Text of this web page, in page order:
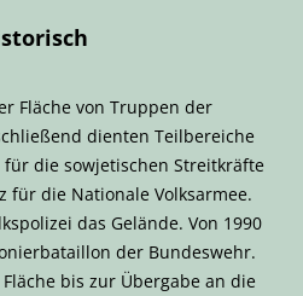
Fläche von Truppen der
dienten Teilbereiche
die sowjetischen Streitkräfte
für die Nationale Volksarmee.
das Gelände. Von 1990
der Bundeswehr.
bis zur Übergabe an die